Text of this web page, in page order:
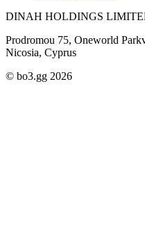
DINAH HOLDINGS
Prodromou 75, Oneworld
Nicosia, Cyprus
© bo3.gg 2026